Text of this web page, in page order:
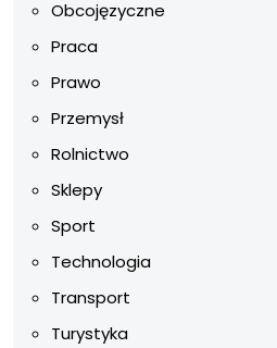
Obcojęzyczne
Praca
Prawo
Przemysł
Rolnictwo
Sklepy
Sport
Technologia
Transport
Turystyka